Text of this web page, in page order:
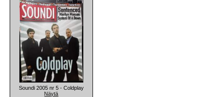
Soundi 2005 nr 5 - Coldplay
Näytä